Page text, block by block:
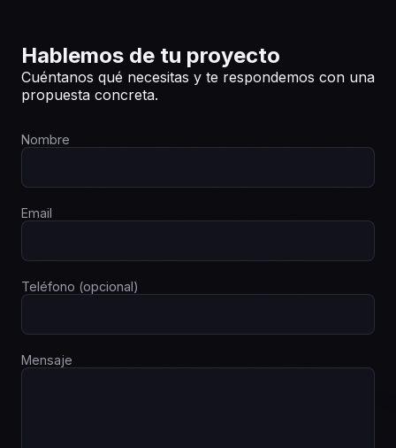
Hablemos de tu proyecto
Cuéntanos qué necesitas y te respondemos con una
propuesta concreta.
Nombre
Email
Teléfono (opcional)
Mensaje